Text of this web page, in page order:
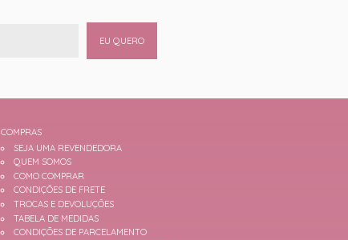
EU QUERO
COMPRAS
SEJA UMA REVENDEDORA
QUEM SOMOS
COMO COMPRAR
CONDIÇÕES DE FRETE
TROCAS E DEVOLUÇÕES
TABELA DE MEDIDAS
CONDIÇÕES DE PARCELAMENTO